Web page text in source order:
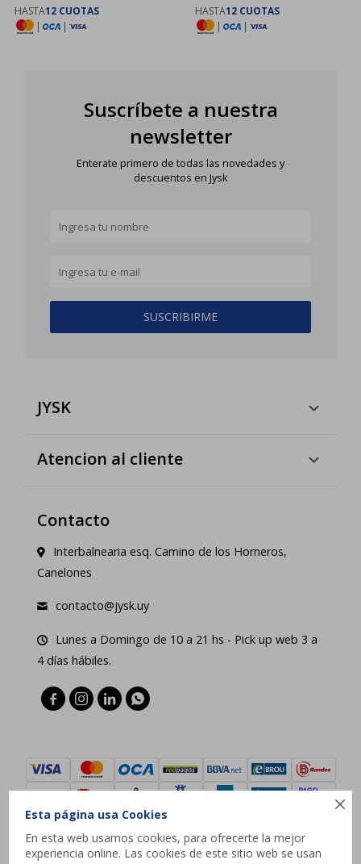

Esta página usa Cookies
En esta web usamos cookies, para ofrecerte la mejor
experiencia online. Las cookies de este sitio web se usan
HASTA12 CUOTAS
|
|
HASTA12 CUOTAS
|
|
Suscríbete a nuestra
newsletter
Enterate primero de todas las novedades y
descuentos en Jysk
SUSCRIBIRME
JYSK
Atencion al cliente
Contacto
Interbalnearia esq. Camino de los Horneros,
Canelones
contacto@jysk.uy
Lunes a Domingo de 10 a 21 hs - Pick up web 3 a
4 días hábiles.
   
© Copyright 2026 / JYSK